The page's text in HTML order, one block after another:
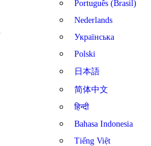
Português (Brasil)
Nederlands
Українська
Polski
日本語
简体中文
हिन्दी
Bahasa Indonesia
Tiếng Việt